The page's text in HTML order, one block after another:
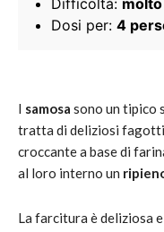
Dosi per: 4
I samosa sono un tipico
tratta di deliziosi
croccante a base di
al loro interno un
La farcitura è deliziosa